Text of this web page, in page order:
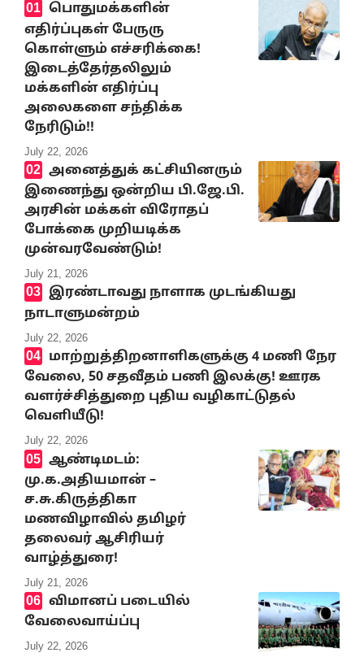
பொதுமக்களின்
எதிர்ப்புகள் பேருரு
கொள்ளும் எச்சரிக்கை!
இடைத்தேர்தலிலும்
மக்களின் எதிர்ப்பு
அலைகளை சந்திக்க
நேரிடும்!!
July 22, 2026
அனைத்துக் கட்சியினரும்
இணைந்து ஒன்றிய பி.ஜே.பி.
அரசின் மக்கள் விரோதப்
போக்கை முறியடிக்க
முன்வரவேண்டும்!
July 21, 2026
இரண்டாவது நாளாக முடங்கியது
நாடாளுமன்றம்
July 22, 2026
மாற்றுத்திறனாளிகளுக்கு 4 மணி நேர
வேலை, 50 சதவீதம் பணி இலக்கு! ஊரக
வளர்ச்சித்துறை புதிய வழிகாட்டுதல்
வெளியீடு!
July 22, 2026
ஆண்டிமடம்:
மு.க.அதியமான் –
ச.சு.கிருத்திகா
மணவிழாவில் தமிழர்
தலைவர் ஆசிரியர்
வாழ்த்துரை!
July 21, 2026
விமானப் படையில்
வேலைவாய்ப்பு
July 22, 2026